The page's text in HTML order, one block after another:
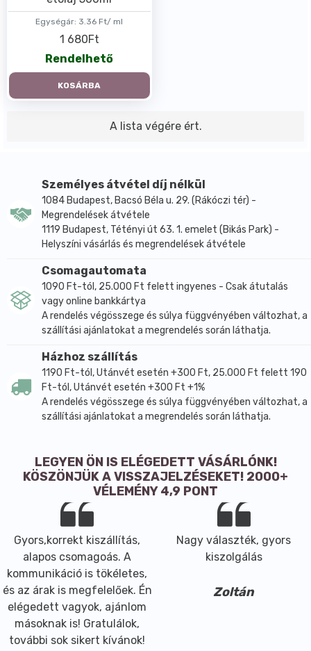
Egységár: 3.36 Ft/ ml
1 680Ft
Rendelhető
KOSÁRBA
A lista végére ért.
Személyes átvétel díj nélkül
1084 Budapest, Bacsó Béla u. 29. (Rákóczi tér) -
Megrendelések átvétele
1119 Budapest, Tétényi út 63. 1. emelet (Bikás Park) -
Helyszíni vásárlás és megrendelések átvétele
Csomagautomata
1090 Ft-tól, 25.000 Ft felett ingyenes - Csak átutalás
vagy online bankkártya
A rendelés végösszege és súlya függvényében változhat, a
szállítási ajánlatokat a megrendelés során láthatja.
Házhoz szállítás
1190 Ft-tól, Utánvét esetén +300 Ft, 25.000 Ft felett 190
Ft-tól, Utánvét esetén +300 Ft +1%
A rendelés végösszege és súlya függvényében változhat, a
szállítási ajánlatokat a megrendelés során láthatja.
LEGYEN ÖN IS ELÉGEDETT VÁSÁRLÓNK!
KÖSZÖNJÜK A VISSZAJELZÉSEKET! 2000+
VÉLEMÉNY 4,9 PONT
Gyors,korrekt kiszállítás,
alapos csomagoás. A
kommunikáció is tökéletes,
és az árak is megfelelőek. Én
elégedett vagyok, ajánlom
másoknak is! Gratulálok,
további sok sikert kívánok!
Nagy választék, gyors
kiszolgálás
Zoltán